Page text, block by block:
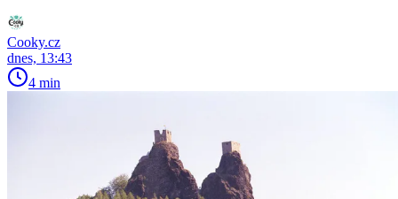
Cooky.cz
dnes, 13:43
4 min